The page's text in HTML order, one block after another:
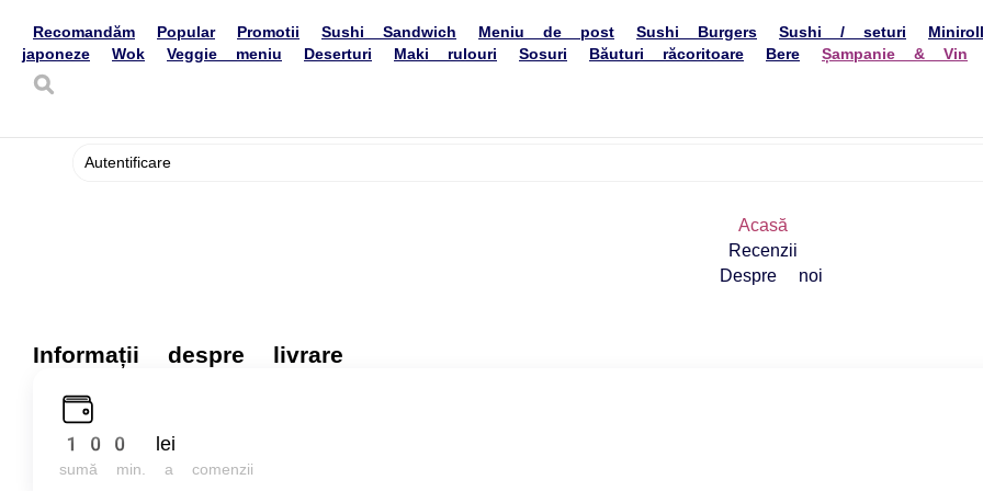
Кишинёв
+373 (78) 100171
Limba dvs
Autentificare
Acasă
85 lei
900 lei
livrare grat
Recomandăm
PopularPromotii
răcoritoareBere Șampanie & Vin